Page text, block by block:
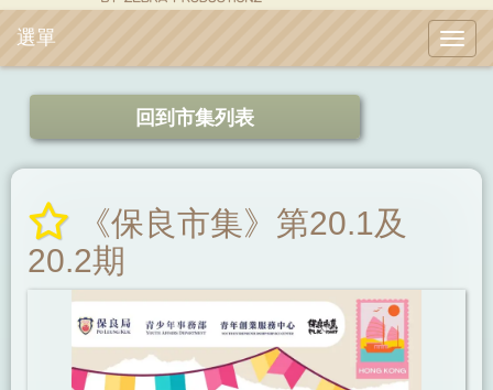
選單
回到市集列表
《保良市集》第20.1及
20.2期